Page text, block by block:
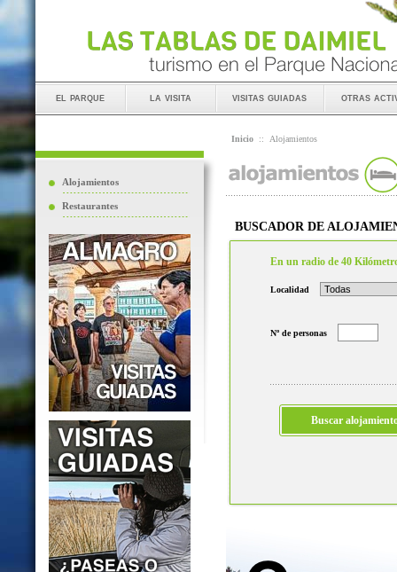
el parque la visita visitas guiadas otras
Alojamientos
Restaurantes
Inicio :: Alojamientos
BUSCADOR DE
En un radio de 40
Localidad
Nº de personas